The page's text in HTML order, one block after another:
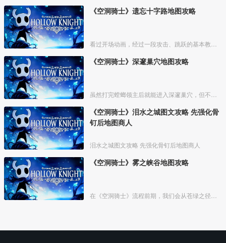
《空洞骑士》遗忘十字路地图攻略
看过开场动画，经过一段攻击、跳跃的基本教学关卡，我们来到衰落的小镇【德特茅斯】，坐上村中的椅子，可存档、回复体力。
《空洞骑士》深邃巢穴地图攻略
虽然打完螳螂领主后就能进入深邃巢穴，但不建议在前期前往，这里不仅地形复杂，怪物也比较强力。等主角能力稍微全一点，拥有超级冲刺、二段跳，骨钉也强化过一两次了，我们再攻略这里，会简单很
《空洞骑士》泪水之城图文攻略 先强化骨
钉后地图商人
泪水之城图文攻略 先强化骨钉后地图商人
《空洞骑士》雾之峡谷地图攻略
在《空洞骑士》流程前期，我们会从苍绿之径来到雾之峡谷。不过这时候我们还不具备能力去探索这个区域，也没法买到这里的地图。